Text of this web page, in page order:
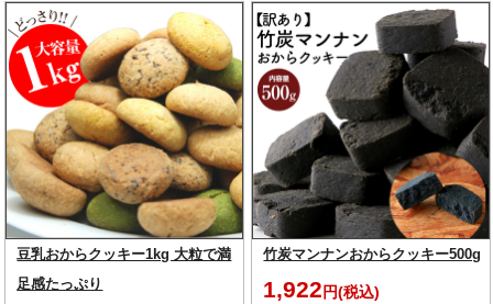
豆乳おからクッキー1kg 大粒で満
足感たっぷり
竹炭マンナンおからクッキー500g
1,922円(税込)